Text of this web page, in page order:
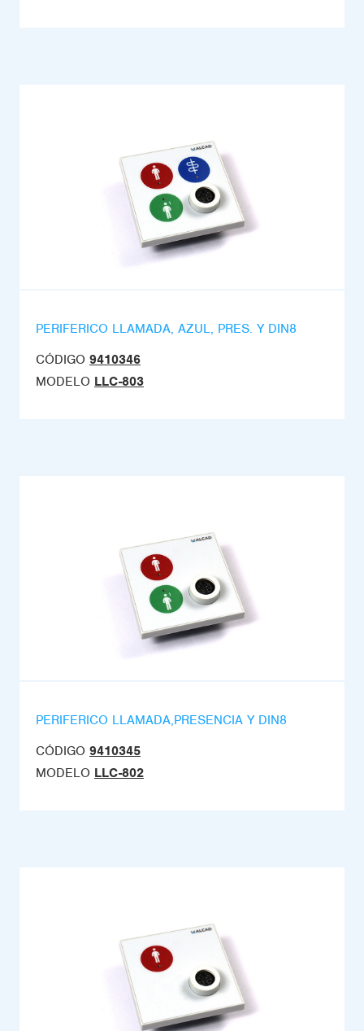
PERIFERICO LLAMADA, AZUL, PRES. Y DIN8
CÓDIGO 9410346
MODELO LLC-803
PERIFERICO LLAMADA,PRESENCIA Y DIN8
CÓDIGO 9410345
MODELO LLC-802